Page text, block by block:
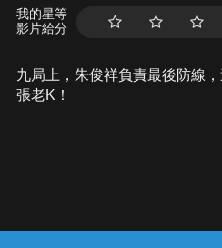
我的星等
影片給分
九局上，朱俊祥負責最後防線
張老K！